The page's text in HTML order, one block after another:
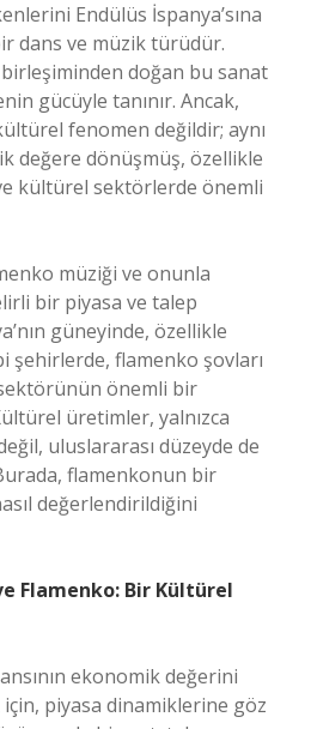
Endülüs İspanya’sına
dans ve müzik türüdür.
birleşiminden doğan bu sanat
gücüyle tanınır. Ancak,
fenomen değildir; aynı
değere dönüşmüş, özellikle
kültürel sektörlerde önemli
müziği ve onunla
bir piyasa ve talep
güneyinde, özellikle
şehirlerde, flamenko şovları
önemli bir
üretimler, yalnızca
uluslararası düzeyde de
flamenkonun bir
değerlendirildiğini
Flamenko: Bir Kültürel
ekonomik değerini
piyasa dinamiklerine göz